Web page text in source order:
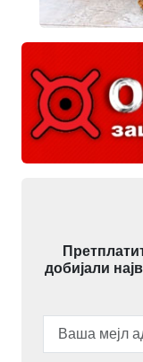
добијали